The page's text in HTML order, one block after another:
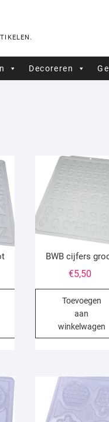
Decoreren
BWB cijfers
€5,50
Toevoegen
aan
winkelwagen